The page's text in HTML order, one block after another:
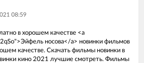
08:59
в хорошем качестве <a
носова</a> новинки фильмов
качестве. Скачать фильмы новинки в
кино 2021 лучшие смотреть. Фильмы